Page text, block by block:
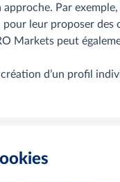
Par
pour leur proposer
Markets peut
d’un profil